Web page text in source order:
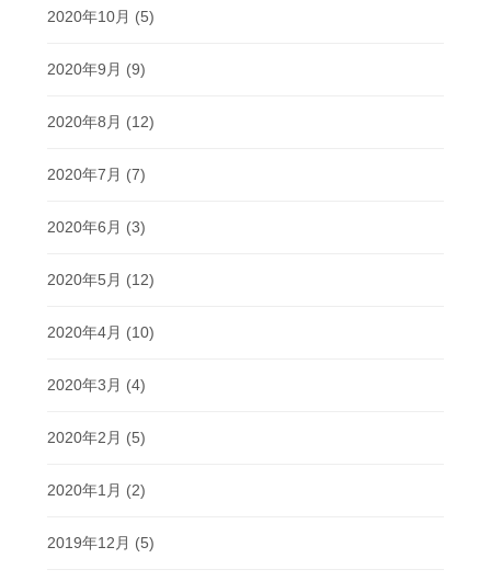
2020年10月 (5)
2020年9月 (9)
2020年8月 (12)
2020年7月 (7)
2020年6月 (3)
2020年5月 (12)
2020年4月 (10)
2020年3月 (4)
2020年2月 (5)
2020年1月 (2)
2019年12月 (5)